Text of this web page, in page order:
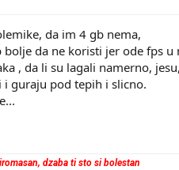
da im 4 gb nema,
da ne koristi jer ode fps u
, da li su lagali namerno, jesu,
i guraju pod tepih i slicno.
dzaba ti sto si bolestan